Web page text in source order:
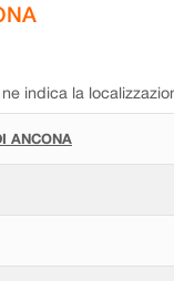
indica la
ANCONA